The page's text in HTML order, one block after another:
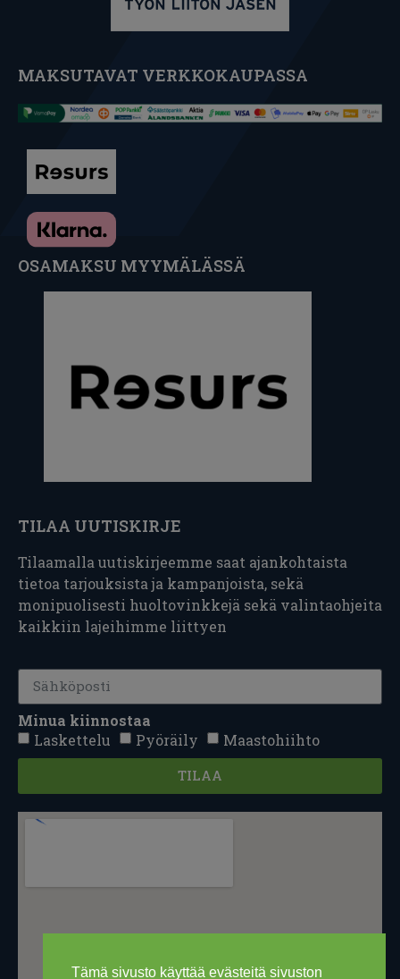
Tämä sivusto käyttää evästeitä sivuston
MAKSUTAVAT VERKKOKAUPASSA
OSAMAKSU MYYMÄLÄSSÄ
TILAA UUTISKIRJE
Tilaamalla uutiskirjeemme saat ajankohtaista
tietoa tarjouksista ja kampanjoista, sekä
monipuolisesti huoltovinkkejä sekä valintaohjeita
kaikkiin lajeihimme liittyen
Minua kiinnostaa
Laskettelu
Pyöräily Maastohiihto
TILAA